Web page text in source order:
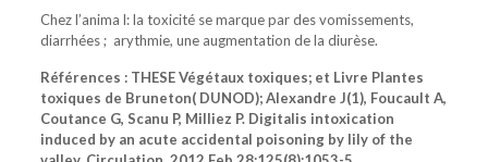
Chez l’anima l: la toxicité se marque par des vomissements,
diarrhées ; arythmie, une augmentation de la diurèse.
Références : THESE Végétaux toxiques; et Livre Plantes
toxiques de Bruneton( DUNOD); Alexandre J(1), Foucault A,
Coutance G, Scanu P, Milliez P. Digitalis intoxication
induced by an acute accidental poisoning by lily of the